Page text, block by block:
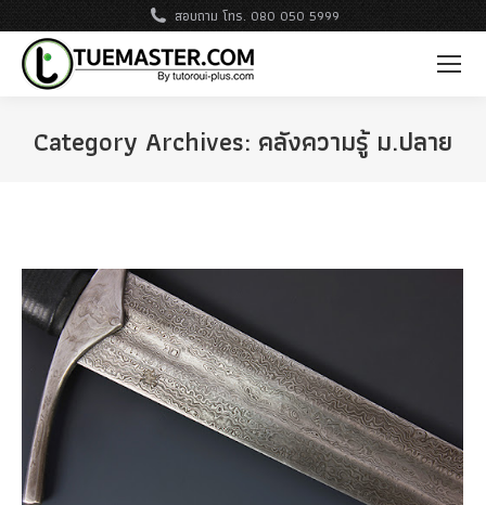
สอบถาม โทร. 080 050 5999
Category Archives: คลังความรู้ ม.ปลาย